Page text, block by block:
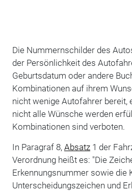
Die Nummernschilder des
der Persönlichkeit des
Geburtsdatum oder andere
Kombinationen auf ihrem
nicht wenige Autofahrer bereit,
nicht alle Wünsche werden
Kombinationen sind verboten.
In Paragraf 8, Absatz1 der
Verordnung heißt es: "Die
Erkennungsnummer sowie die
Unterscheidungszeichen und